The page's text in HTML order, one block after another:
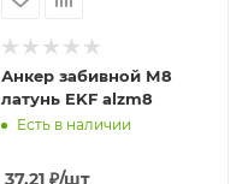
Анкер забивной М8
латунь EKF alzm8
Есть в наличии
37.21₽/шт